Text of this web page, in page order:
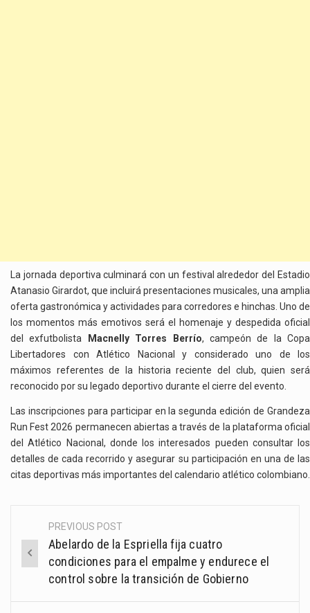
La jornada deportiva culminará con un festival alrededor del Estadio
Atanasio Girardot, que incluirá presentaciones musicales, una amplia
oferta gastronómica y actividades para corredores e hinchas. Uno de
los momentos más emotivos será el homenaje y despedida oficial
del exfutbolista
Macnelly Torres Berrío, campeón de la Copa
Libertadores con Atlético Nacional y considerado uno de los
máximos referentes de la historia reciente del club, quien será
reconocido por su legado deportivo durante el cierre del evento.
Las inscripciones para participar en la segunda edición de Grandeza
Run Fest 2026 permanecen abiertas a través de la plataforma oficial
del Atlético Nacional, donde los interesados pueden consultar los
detalles de cada recorrido y asegurar su participación en una de las
citas deportivas más importantes del calendario atlético colombiano.
Post
navigation
PREVIOUS POST
Abelardo de la Espriella fija cuatro
condiciones para el empalme y endurece el
control sobre la transición de Gobierno